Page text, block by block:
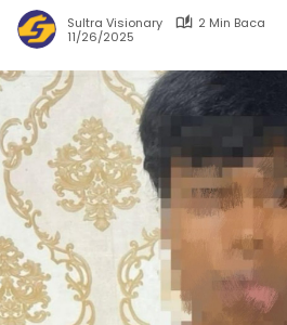
Sultra Visionary
2 Min Baca
11/26/2025